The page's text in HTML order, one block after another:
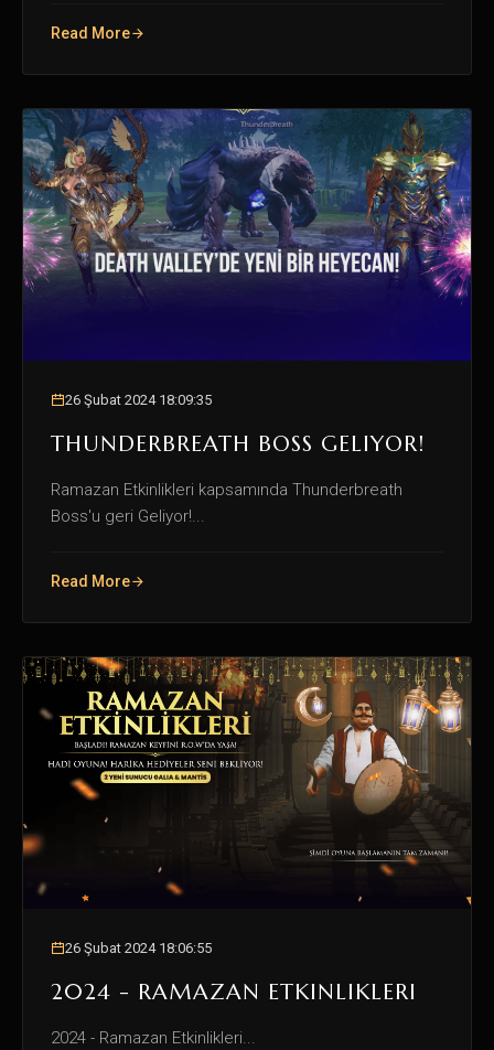
Read More
26 Şubat 2024 18:09:35
THUNDERBREATH BOSS GELIYOR!
Ramazan Etkinlikleri kapsamında Thunderbreath
Boss'u geri Geliyor!...
Read More
26 Şubat 2024 18:06:55
2024 - RAMAZAN ETKINLIKLERI
2024 - Ramazan Etkinlikleri...